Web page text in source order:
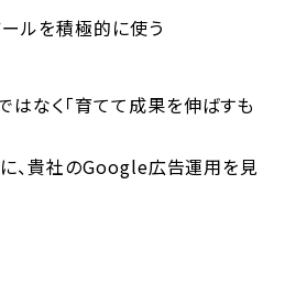
ルを積極的に使う
はなく「育てて成果を伸ばすも
、貴社のGoogle広告運用を見